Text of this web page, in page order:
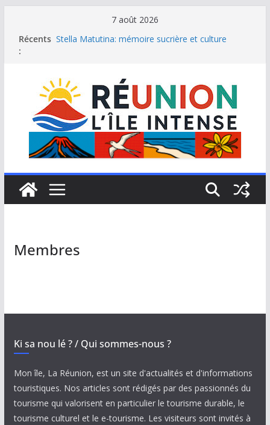
contenu
7 août 2026
Récents
:
Stella Matutina: mémoire sucrière et culture
Une journée de détente à l’Hôtel Iloha à Saint Leu
Le samoussa de La Réunion, emblème de l’île
intense
Le Musée du sel de Saint Leu: site culturel à
découvrir
Membres
Ki sa nou lé ? / Qui sommes-nous ?
Mon île, La Réunion, est un site d'actualités et d'informations
touristiques. Nos articles sont rédigés par des passionnés du
tourisme qui valorisent en particulier le tourisme durable, le
tourisme culturel et le e-tourisme. Les visiteurs sont invités à